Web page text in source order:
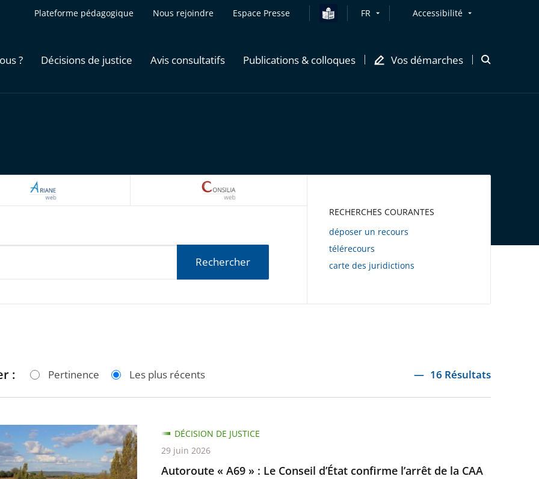
Plateforme pédagogique Nous rejoindre Espace Presse FR Accessibilité
? Décisions de justice Avis consultatifs Publications & colloques Vos démarches
Ouvrir
ARIANEWEB
Rechercher
RECHERCHES COURANTES
déposer un recours
télérecours
carte des juridictions
: Pertinence Les plus récents 16 Résultats
Autoroute « A69 » : Le Conseil d’État confirme l’arrêt de la CAA
DÉCISION DE JUSTICE
29 juin 2026